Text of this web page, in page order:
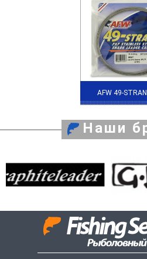
AFW 49-
Наши